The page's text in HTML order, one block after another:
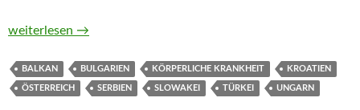
Das ist kein Spaziergang. Auf dem Sultans Trail zu Fuß von
weiterlesen →
BALKAN BULGARIEN KÖRPERLICHE KRANKHEIT KROATIEN
ÖSTERREICH SERBIEN SLOWAKEI TÜRKEI UNGARN